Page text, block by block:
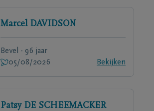
Marcel DAVIDSON
Bevel - 96 jaar
05/08/2026
Bekijken
Patsy DE SCHEEMACKER